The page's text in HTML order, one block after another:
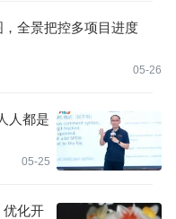
全景把控多项目进度
05-26
人都是
05-25
优化开